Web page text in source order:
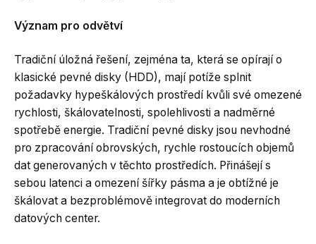
Význam pro odvětví
Tradiční úložná řešení, zejména ta, která se opírají o
klasické pevné disky (HDD), mají potíže splnit
požadavky hypeškálových prostředí kvůli své omezené
rychlosti, škálovatelnosti, spolehlivosti a nadměrné
spotřebě energie. Tradiční pevné disky jsou nevhodné
pro zpracování obrovských, rychle rostoucích objemů
dat generovaných v těchto prostředích. Přinášejí s
sebou latenci a omezení šířky pásma a je obtížné je
škálovat a bezproblémově integrovat do moderních
datových center.